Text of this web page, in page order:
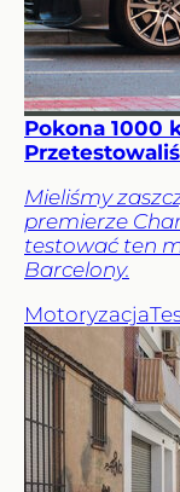
Pokona 1000
Mieliśmy
premierze
testować ten
Barcelony.
Motoryzacja